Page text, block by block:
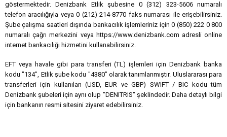
göstermektedir. Denizbank Etlik şubesine 0 (312) 323-5606 numaralı
telefon aracılığıyla veya 0 (212) 214-8770 faks numarası ile erişebilirsiniz.
Şube çalışma saatleri dışında bankacılık işlemleriniz için 0 (850) 222 0 800
numaralı çağrı merkezini veya https://www.denizbank.com adresli online
internet bankacılığı hizmetini kullanabilirsiniz.
EFT veya havale gibi para transferi (TL) işlemleri için Denizbank banka
kodu "134", Etlik şube kodu "4380" olarak tanımlanmıştır. Uluslararası para
transferleri için kullanılan (USD, EUR ve GBP) SWIFT / BIC kodu tüm
Denizbank şubeleri için aynı olup "DENITRIS" şeklindedir. Daha detaylı bilgi
için bankanın resmi sitesini ziyaret edebilirsiniz.